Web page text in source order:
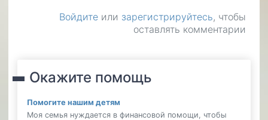
Войдите или зарегистрируйтесь, чтобы
оставлять комментарии
Окажите помощь
Помогите нашим детям
Моя семья нуждается в финансовой помощи, чтобы